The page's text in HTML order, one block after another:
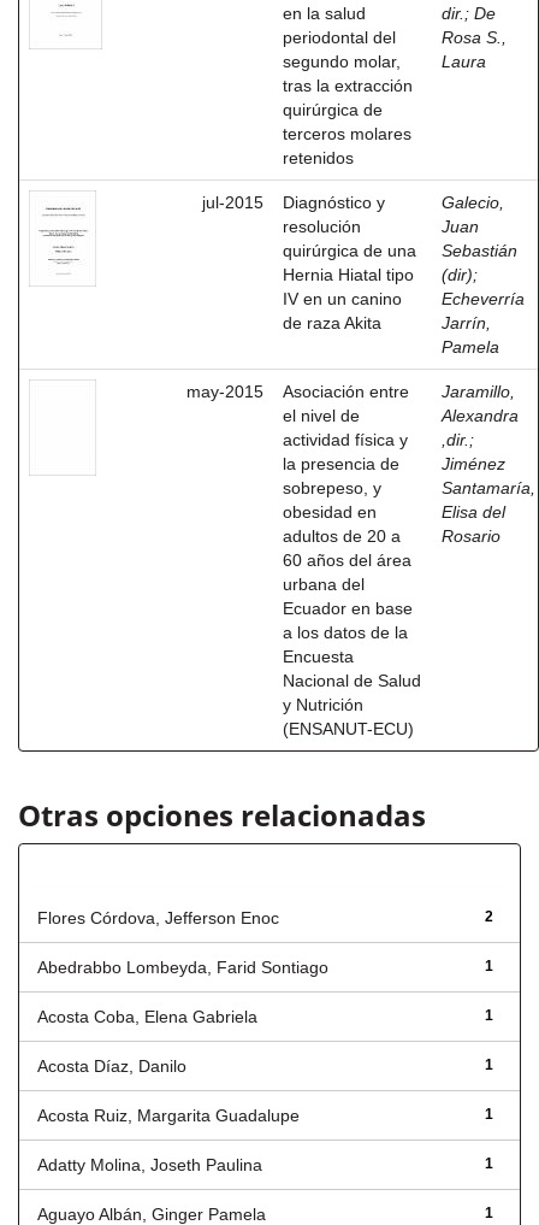
en la salud
periodontal del
segundo molar,
tras la extracción
quirúrgica de
terceros molares
retenidos
dir. ; De
Rosa S.,
Laura
jul-2015
Diagnóstico y
resolución
quirúrgica de una
Hernia Hiatal tipo
IV en un canino
de raza Akita
Galecio,
Juan
Sebastián
(dir);
Echeverría
Jarrín,
Pamela
may-2015
Asociación entre
el nivel de
actividad física y
la presencia de
sobrepeso, y
obesidad en
adultos de 20 a
60 años del área
urbana del
Ecuador en base
a los datos de la
Encuesta
Nacional de Salud
y Nutrición
(ENSANUT-ECU)
Jaramillo,
Alexandra
,dir. ;
Jiménez
Santamaría,
Elisa del
Rosario
Otras opciones relacionadas
2
Flores Córdova, Jefferson Enoc
1
Abedrabbo Lombeyda, Farid Sontiago
1
Acosta Coba, Elena Gabriela
1
Acosta Díaz, Danilo
1
Acosta Ruiz, Margarita Guadalupe
1
Adatty Molina, Joseth Paulina
1
Aguayo Albán, Ginger Pamela